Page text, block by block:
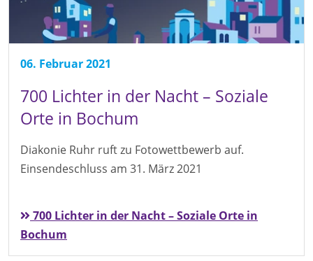
06. Februar 2021
700 Lichter in der Nacht – Soziale
Orte in Bochum
Diakonie Ruhr ruft zu Fotowettbewerb auf.
Einsendeschluss am 31. März 2021
700 Lichter in der Nacht – Soziale Orte in
Bochum